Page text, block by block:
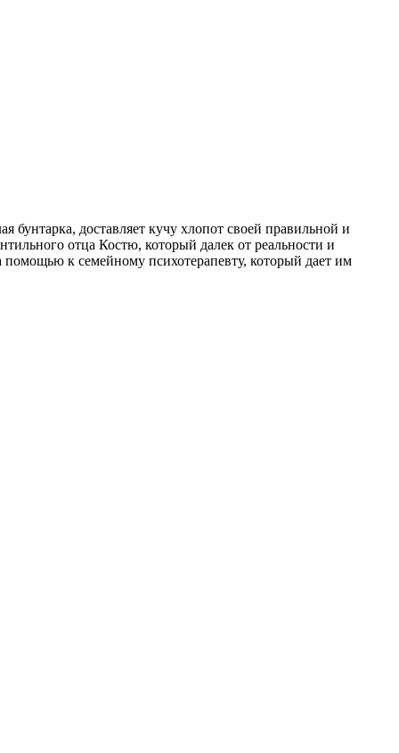
доставляет кучу хлопот своей правильной и
отца Костю, который далек от реальности и
к семейному психотерапевту, который дает им